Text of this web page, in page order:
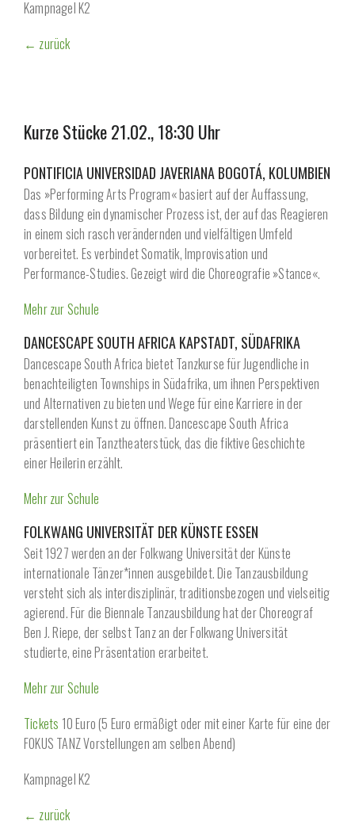
Kampnagel K2
← zurück
Kurze Stücke 21.02., 18:30 Uhr
PONTIFICIA UNIVERSIDAD JAVERIANA BOGOTÁ, KOLUMBIEN
Das »Performing Arts Program« basiert auf der Auffassung,
dass Bildung ein dynamischer Prozess ist, der auf das Reagieren
in einem sich rasch verändernden und vielfältigen Umfeld
vorbereitet. Es verbindet Somatik, Improvisation und
Performance-Studies. Gezeigt wird die Choreografie »Stance«.
Mehr zur Schule
DANCESCAPE SOUTH AFRICA KAPSTADT, SÜDAFRIKA
Dancescape South Africa bietet Tanzkurse für Jugendliche in
benachteiligten Townships in Südafrika, um ihnen Perspektiven
und Alternativen zu bieten und Wege für eine Karriere in der
darstellenden Kunst zu öffnen. Dancescape South Africa
präsentiert ein Tanztheaterstück, das die fiktive Geschichte
einer Heilerin erzählt.
Mehr zur Schule
FOLKWANG UNIVERSITÄT DER KÜNSTE ESSEN
Seit 1927 werden an der Folkwang Universität der Künste
internationale Tänzer*innen ausgebildet. Die Tanzausbildung
versteht sich als interdisziplinär, traditionsbezogen und vielseitig
agierend. Für die Biennale Tanzausbildung hat der Choreograf
Ben J. Riepe, der selbst Tanz an der Folkwang Universität
studierte, eine Präsentation erarbeitet.
Mehr zur Schule
Tickets 10 Euro (5 Euro ermäßigt oder mit einer Karte für eine der
FOKUS TANZ Vorstellungen am selben Abend)
Kampnagel K2
← zurück